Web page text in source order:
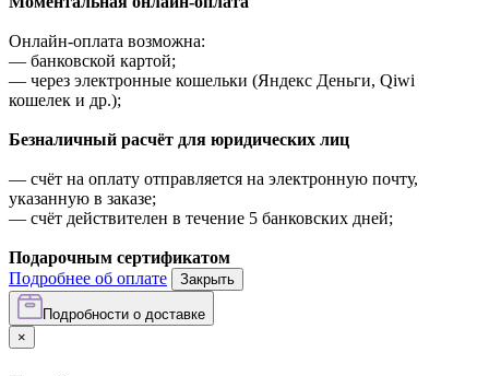
Онлайн-оплата возможна:
— банковской картой;
— через электронные кошельки (Яндекс Деньги, Qiwi
кошелек и др.);
Безналичный расчёт для юридических лиц
— счёт на оплату отправляется на электронную почту,
указанную в заказе;
— счёт действителен в течение 5 банковских дней;
Подарочным сертификатом
Подробнее об оплате
Закрыть
Подробности о доставке
×